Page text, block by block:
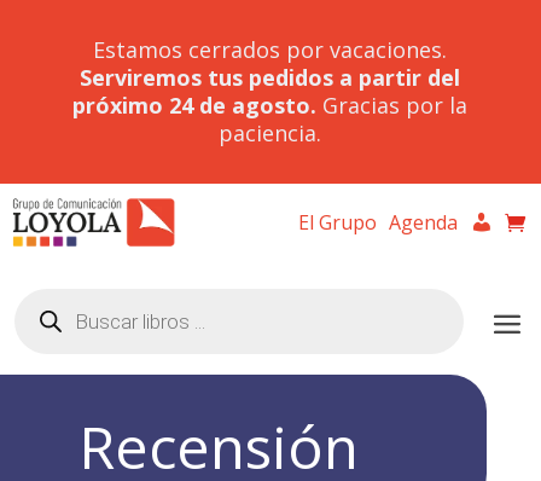
Estamos cerrados por vacaciones.
Serviremos tus pedidos a partir del
próximo 24 de agosto. Gracias por la
paciencia.
El Grupo Agenda
productos
Recensión